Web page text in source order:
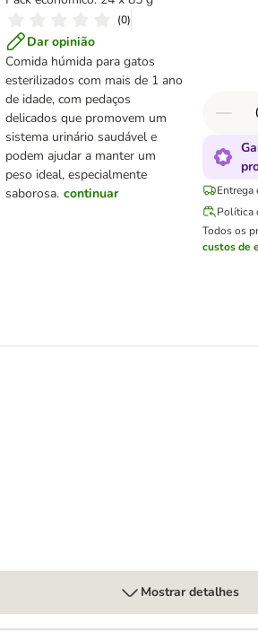
(0)
Dar opinião
Comida húmida para gatos
esterilizados com mais de 1 ano
de idade, com pedaços
delicados que promovem um
sistema urinário saudável e
podem ajudar a manter um
peso ideal, especialmente
saborosa. continuar Entrega
Política
Todos os
custos de
Mostrar detalhes